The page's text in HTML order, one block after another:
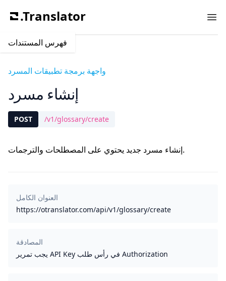
.Translator
فهرس المستندات
واجهة برمجة تطبيقات المسرد
إنشاء مسرد
POST /v1/glossary/create
إنشاء مسرد جديد يحتوي على المصطلحات والترجمات.
العنوان الكامل
https://otranslator.com/api/v1/glossary/create
المصادقة
يجب تمرير API Key في رأس طلب Authorization